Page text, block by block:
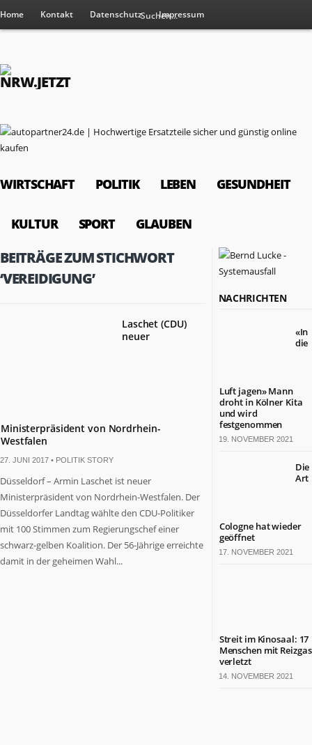
Home Kontakt Datenschutz Impressum
WIRTSCHAFT POLITIK LEBEN GESUNDHEIT
KULTUR SPORT GLAUBEN
BEITRÄGE ZUM STICHWORT
‘VEREIDIGUNG’
Laschet (CDU)
neuer
Ministerpräsident von Nordrhein-
Westfalen
27. JUNI 2017 • POLITIK STORY
Düsseldorf – Armin Laschet ist neuer
Ministerpräsident von Nordrhein-Westfalen. Der
Düsseldorfer Landtag wählte den CDU-Politiker
mit 100 Stimmen zum Regierungschef einer
schwarz-gelben Koalition. Der 56-Jährige erreichte
damit in der geheimen Wahl...
NACHRICHTEN
«In
die
Luft jagen» Mann
droht in Kölner Kita
und wird
festgenommen
19. NOVEMBER 2021
Die
Art
Cologne hat wieder
geöffnet
17. NOVEMBER 2021
Streit im Kinosaal: 17
Menschen mit Reizgas
verletzt
14. NOVEMBER 2021